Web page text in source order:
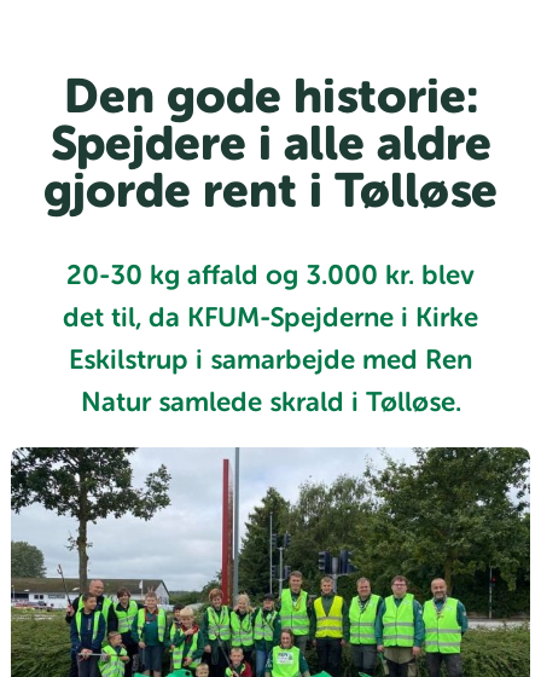
Den gode historie:
Spejdere i alle aldre
gjorde rent i Tølløse
20-30 kg affald og 3.000 kr. blev
det til, da KFUM-Spejderne i Kirke
Eskilstrup i samarbejde med Ren
Natur samlede skrald i Tølløse.